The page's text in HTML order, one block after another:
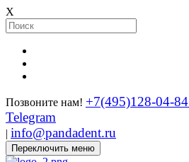
X
Позвоните нам! +7(495)128-04-84
Telegram
| info@pandadent.ru
Переключить меню